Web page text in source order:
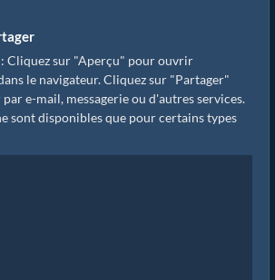
Cliquez sur "Aperçu" pour ouvrir
le navigateur. Cliquez sur "Partager"
e-mail, messagerie ou d'autres services.
sont disponibles que pour certains types